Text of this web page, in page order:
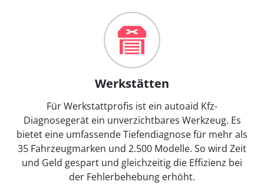
Werkstätten
Für Werkstattprofis ist ein autoaid Kfz-
Diagnosegerät ein unverzichtbares Werkzeug. Es
bietet eine umfassende Tiefendiagnose für mehr als
35 Fahrzeugmarken und 2.500 Modelle. So wird Zeit
und Geld gespart und gleichzeitig die Effizienz bei
der Fehlerbehebung erhöht.